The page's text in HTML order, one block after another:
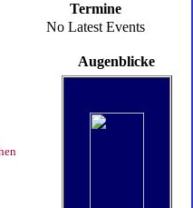
Termine
No Latest Events
Augenblicke